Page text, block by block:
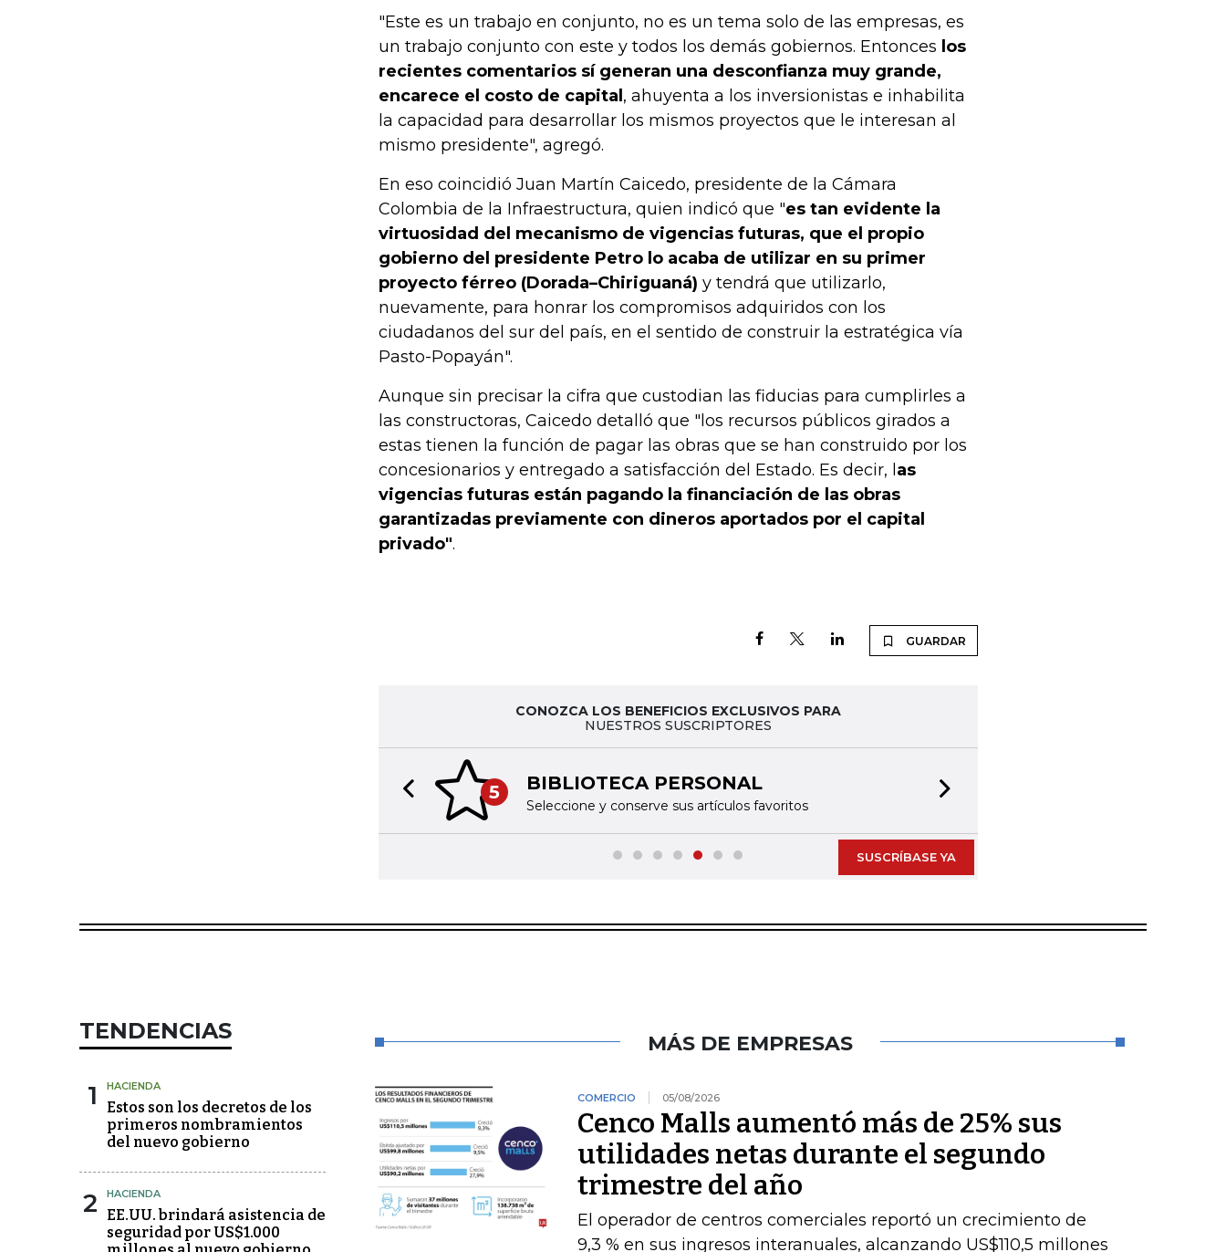
"Este es un trabajo en conjunto, no es un tema solo de las empresas, es
un trabajo conjunto con este y todos los demás gobiernos. Entonces los
recientes comentarios sí generan una desconfianza muy grande,
encarece el costo de capital , ahuyenta a los inversionistas e inhabilita
la capacidad para desarrollar los mismos proyectos que le interesan al
mismo presidente", agregó.
En eso coincidió Juan Martín Caicedo, presidente de la Cámara
Colombia de la Infraestructura, quien indicó que "es tan evidente la
virtuosidad del mecanismo de vigencias futuras, que el propio
gobierno del presidente Petro lo acaba de utilizar en su primer
proyecto férreo (Dorada–Chiriguaná) y tendrá que utilizarlo,
nuevamente, para honrar los compromisos adquiridos con los
ciudadanos del sur del país, en el sentido de construir la estratégica vía
Pasto-Popayán".
Aunque sin precisar la cifra que custodian las fiducias para cumplirles a
las constructoras, Caicedo detalló que "los recursos públicos girados a
estas tienen la función de pagar las obras que se han construido por los
concesionarios y entregado a satisfacción del Estado. Es decir, l as
vigencias futuras están pagando la financiación de las obras
garantizadas previamente con dineros aportados por el capital
privado".
GUARDAR
CONOZCA LOS BENEFICIOS EXCLUSIVOS PARA
NUESTROS SUSCRIPTORES
5 BIBLIOTECA PERSONAL
Seleccione y conserve sus artículos favoritos
Previous slide
SUSCRÍBASE YA
TENDENCIAS
1 HACIENDA
Estos son los decretos de los
primeros nombramientos
del nuevo gobierno
2 HACIENDA
EE.UU. brindará asistencia de
seguridad por US$1.000
MÁS DE EMPRESAS
COMERCIO 05/08/2026
Cenco Malls aumentó más de 25% sus
utilidades netas durante el segundo
trimestre del año
El operador de centros comerciales reportó un crecimiento de
9,3 % en sus ingresos interanuales, alcanzando US$110,5 millones